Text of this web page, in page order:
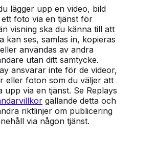
lägger upp en video, bild
foto via en tjänst för
visning ska du känna till att
kan ses, samlas in, kopieras
användas av andra
utan ditt samtycke.
ansvarar inte för de videor,
eller foton som du väljer att
upp via en tjänst. Se Replays
gällande detta och
riktlinjer om publicering
via någon tjänst.